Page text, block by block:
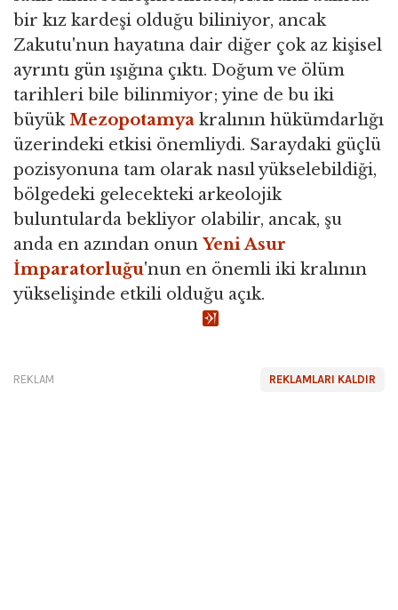
bir kız kardeşi olduğu biliniyor, ancak
Zakutu'nun hayatına dair diğer çok az kişisel
ayrıntı gün ışığına çıktı. Doğum ve ölüm
tarihleri ​​bile bilinmiyor; yine de bu iki
büyükMezopotamya kralının hükümdarlığı
üzerindeki etkisi önemliydi. Saraydaki güçlü
pozisyonuna tam olarak nasıl yükselebildiği,
bölgedeki gelecekteki arkeolojik
buluntularda bekliyor olabilir, ancak, şu
anda en azından onun Yeni Asur
İmparatorluğu'nun en önemli iki kralının
yükselişinde etkili olduğu açık.
REKLAMLARI KALDIR
REKLAM